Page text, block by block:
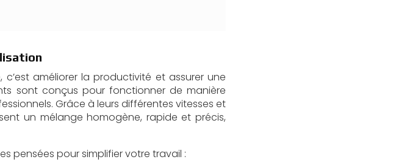
c’est améliorer la productivité et assurer une
sont conçus pour fonctionner de manière
Grâce à leurs différentes vitesses et
un mélange homogène, rapide et précis,
pensées pour simplifier votre travail :